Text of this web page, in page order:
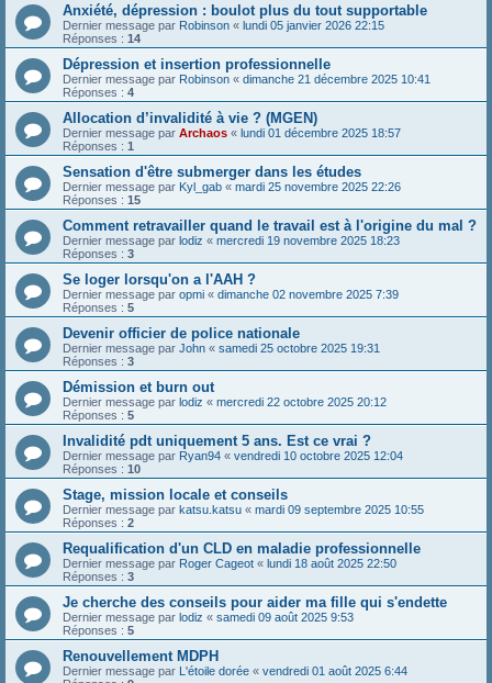
Anxiété, dépression : boulot plus du tout supportable
Dernier message par Robinson « lundi 05 janvier 2026 22:15
Réponses : 14
Dépression et insertion professionnelle
Dernier message par Robinson « dimanche 21 décembre 2025 10:41
Réponses : 4
Allocation d’invalidité à vie ? (MGEN)
Dernier message par Archaos « lundi 01 décembre 2025 18:57
Réponses : 1
Sensation d'être submerger dans les études
Dernier message par Kyl_gab « mardi 25 novembre 2025 22:26
Réponses : 15
Comment retravailler quand le travail est à l'origine du mal ?
Dernier message par lodiz « mercredi 19 novembre 2025 18:23
Réponses : 3
Se loger lorsqu'on a l'AAH ?
Dernier message par opmi « dimanche 02 novembre 2025 7:39
Réponses : 5
Devenir officier de police nationale
Dernier message par John « samedi 25 octobre 2025 19:31
Réponses : 3
Démission et burn out
Dernier message par lodiz « mercredi 22 octobre 2025 20:12
Réponses : 5
Invalidité pdt uniquement 5 ans. Est ce vrai ?
Dernier message par Ryan94 « vendredi 10 octobre 2025 12:04
Réponses : 10
Stage, mission locale et conseils
Dernier message par katsu.katsu « mardi 09 septembre 2025 10:55
Réponses : 2
Requalification d'un CLD en maladie professionnelle
Dernier message par Roger Cageot « lundi 18 août 2025 22:50
Réponses : 3
Je cherche des conseils pour aider ma fille qui s'endette
Dernier message par lodiz « samedi 09 août 2025 9:53
Réponses : 5
Renouvellement MDPH
Dernier message par L'étoile dorée « vendredi 01 août 2025 6:44